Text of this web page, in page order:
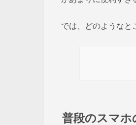
では、どのようなと
普段のスマホ